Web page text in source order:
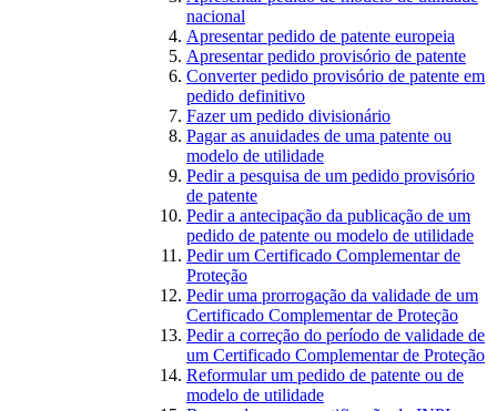
nacional
Apresentar pedido de patente europeia
Apresentar pedido provisório de patente
Converter pedido provisório de patente em
pedido definitivo
Fazer um pedido divisionário
Pagar as anuidades de uma patente ou
modelo de utilidade
Pedir a pesquisa de um pedido provisório
de patente
Pedir a antecipação da publicação de um
pedido de patente ou modelo de utilidade
Pedir um Certificado Complementar de
Proteção
Pedir uma prorrogação da validade de um
Certificado Complementar de Proteção
Pedir a correção do período de validade de
um Certificado Complementar de Proteção
Reformular um pedido de patente ou de
modelo de utilidade